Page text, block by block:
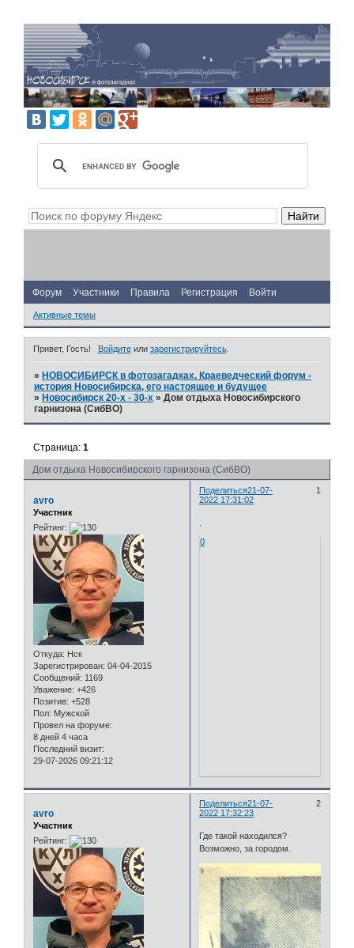
Форум Участники Правила Регистрация Войти
Активные темы
Привет, Гость! Войдитеили зарегистрируйтесь.
» НОВОСИБИРСК в фотозагадках. Краеведческий форум -
история Новосибирска, его настоящее и будущее
» Новосибирск 20-х - 30-х »Дом отдыха Новосибирского
гарнизона (СибВО)
Дом отдыха Новосибирского гарнизона (СибВО)
Страница:1
Поделиться 1
21-07-
2022 17:31:02
avro
Участник
Рейтинг:
Откуда: Нск
Зарегистрирован: 04-04-2015
Сообщений: 1169
Уважение: +426
Позитив: +528
Пол: Мужской
Провел на форуме:
8 дней 4 часа
Последний визит:
29-07-2026 09:21:12
0
Поделиться 2
21-07-
2022 17:32:23
avro
Участник
Рейтинг:
Где такой находился?
Возможно, за городом.